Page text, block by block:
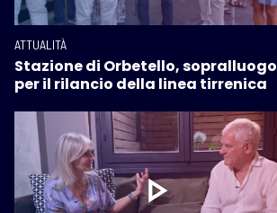
ATTUALITÀ
Stazione di Orbetello, sopralluogo
per il rilancio della linea tirrenica